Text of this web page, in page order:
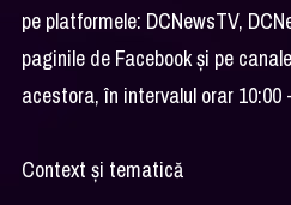
pe platformele: DCNewsTV,
paginile de Facebook și pe
acestora, în intervalul orar 10:00
Context și tematică